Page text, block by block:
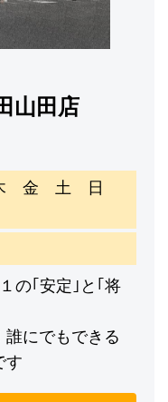
山田店
金 土 日
の｢安定｣と｢将
にでもできる
す